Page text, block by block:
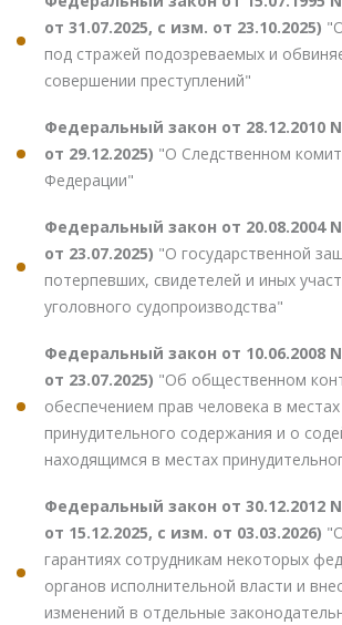
от 31.07.2025, с изм. от 23.10.2025)
под стражей подозреваемых и
совершении преступлений"
Федеральный закон от 28.12.2010
от 29.12.2025) "О Следственном
Федерации"
Федеральный закон от 20.08.2004
от 23.07.2025) "О государственной
потерпевших, свидетелей и иных
уголовного судопроизводства"
Федеральный закон от 10.06.2008
от 23.07.2025) "Об общественном
обеспечением прав человека в местах
принудительного содержания и о
находящимся в местах
Федеральный закон от 30.12.2012
от 15.12.2025, с изм. от 03.03.2026)
гарантиях сотрудникам некоторых
органов исполнительной власти и
изменений в отдельные